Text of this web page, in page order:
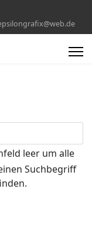
leer um alle
Suchbegriff